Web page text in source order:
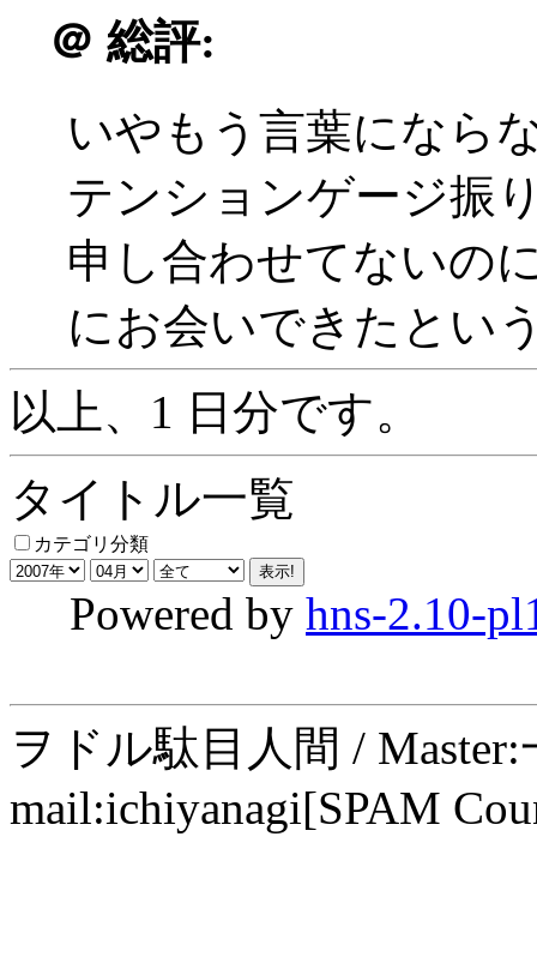
＠ 総評:
いやもう言葉になら
テンションゲージ振
申し合わせてないの
にお会いできたとい
以上、1 日分です。
タイトル一覧
カテゴリ分類
Powered by hns-2.10-
ヲドル駄目人間 /
mail:ichiyanagi[SPAM